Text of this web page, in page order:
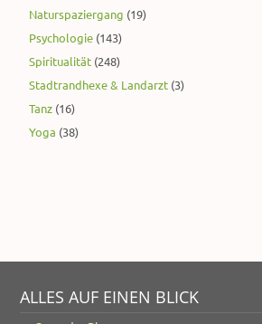
Naturspaziergang (19)
Psychologie (143)
Spiritualität (248)
Stadtrandhexe & Landarzt (3)
Tanz (16)
Yoga (38)
ALLES AUF EINEN BLICK